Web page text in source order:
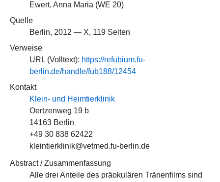
Ewert, Anna Maria (WE 20)
Quelle
Berlin, 2012 — X, 119 Seiten
Verweise
URL (Volltext): https://refubium.fu-
berlin.de/handle/fub188/12454
Kontakt
Klein- und Heimtierklinik
Oertzenweg 19 b
14163 Berlin
+49 30 838 62422
kleintierklinik@vetmed.fu-berlin.de
Abstract / Zusammenfassung
Alle drei Anteile des präokulären Tränenfilms sind